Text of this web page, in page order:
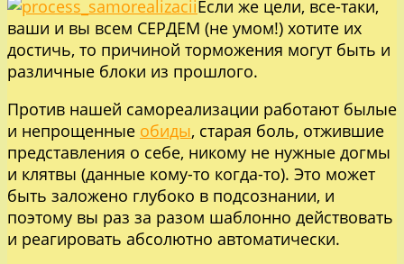
Если же цели, все-таки,
ваши и вы всем СЕРДЕМ (не умом!) хотите их
достичь, то причиной торможения могут быть и
различные блоки из прошлого.
Против нашей самореализации работают былые
и непрощенные обиды, старая боль, отжившие
представления о себе, никому не нужные догмы
и клятвы (данные кому-то когда-то). Это может
быть заложено глубоко в подсознании, и
поэтому вы раз за разом шаблонно действовать
и реагировать абсолютно автоматически.